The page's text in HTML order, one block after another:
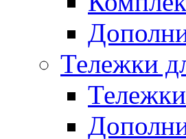
Тележки